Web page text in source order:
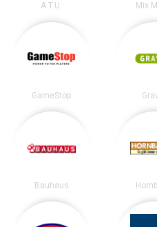
A.T.U. Mix
GameStop
Bauhaus